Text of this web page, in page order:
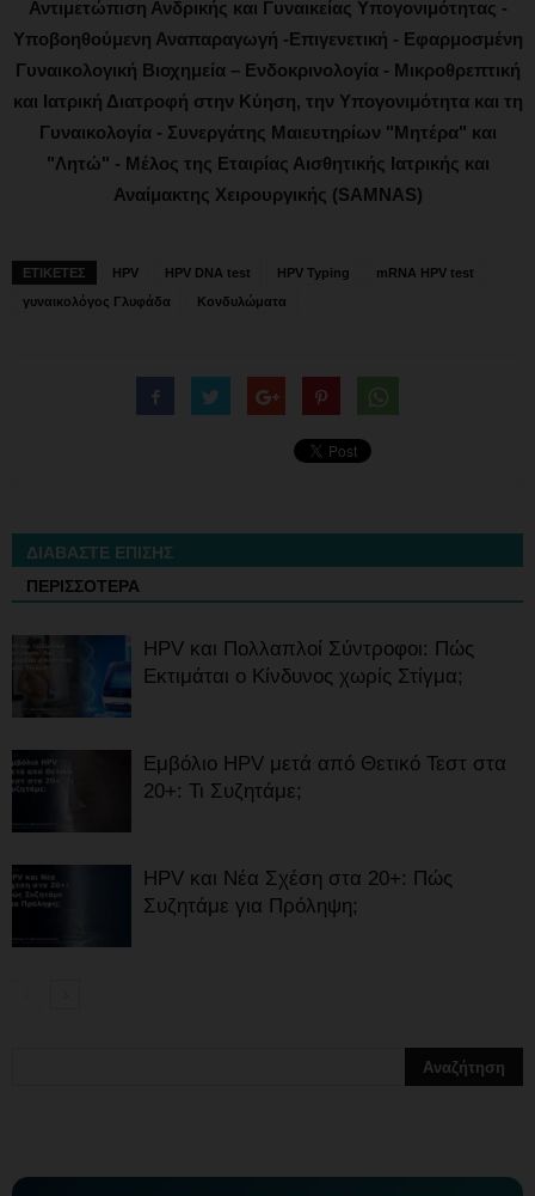
Αντιμετώπιση Ανδρικής και Γυναικείας Υπογονιμότητας -
Υποβοηθούμενη Αναπαραγωγή -Επιγενετική - Εφαρμοσμένη
Γυναικολογική Βιοχημεία – Ενδοκρινολογία - Μικροθρεπτική
και Ιατρική Διατροφή στην Κύηση, την Υπογονιμότητα και τη
Γυναικολογία - Συνεργάτης Μαιευτηρίων "Μητέρα" και
"Λητώ" - Μέλος της Εταιρίας Αισθητικής Ιατρικής και
Αναίμακτης Χειρουργικής (SAMNAS)
ΕΤΙΚΕΤΕΣ HPV HPV DNA test HPV Typing
mRNA HPV test
γυναικολόγος Γλυφάδα
Κονδυλώματα
ΔΙΑΒΑΣΤΕ ΕΠΙΣΗΣ
ΠΕΡΙΣΣΟΤΕΡΑ
HPV και Πολλαπλοί Σύντροφοι: Πώς
Εκτιμάται ο Κίνδυνος χωρίς Στίγμα;
Εμβόλιο HPV μετά από Θετικό Τεστ στα
20+: Τι Συζητάμε;
HPV και Νέα Σχέση στα 20+: Πώς
Συζητάμε για Πρόληψη;